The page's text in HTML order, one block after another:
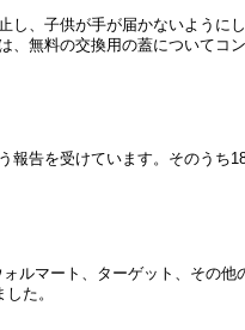
、子供が手が届かないようにし
、無料の交換用の蓋についてコ
報告を受けています。そのうち
ルマート、ターゲット、その他
た。